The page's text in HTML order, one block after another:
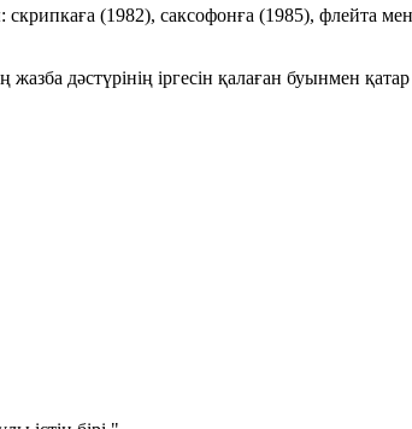
скрипкаға (1982), саксофонға (1985), флейта
дәстүрінің іргесін қалаған буынмен